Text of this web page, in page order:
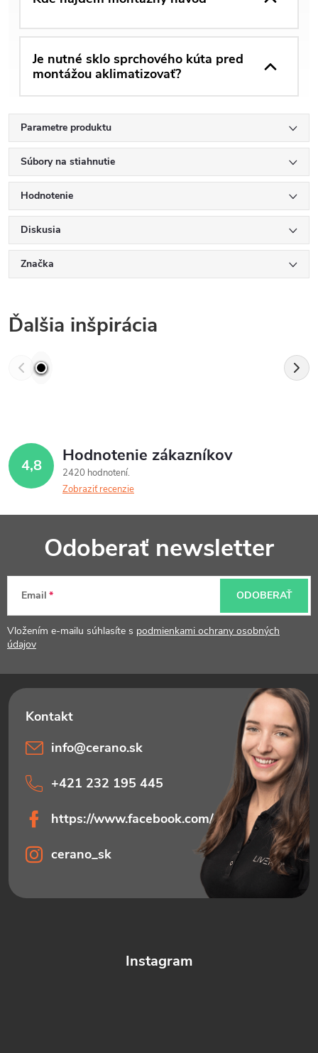
Je nutné sklo sprchového kúta pred
montážou aklimatizovať?
Parametre produktu
Súbory na stiahnutie
Hodnotenie
Diskusia
Značka
Ďalšia inšpirácia
4,8 Hodnotenie zákazníkov
2420 hodnotení
Zobraziť recenzie
p
ä
i
e
Odoberať newsletter
Email
Vložením e-mailu súhlasíte s podmienkami ochrany osobných
údajov
ODOBERAŤ
Instagram
info@cerano.sk
+421 232 195 445
https://www.facebook.com/ceranosk
cerano_sk